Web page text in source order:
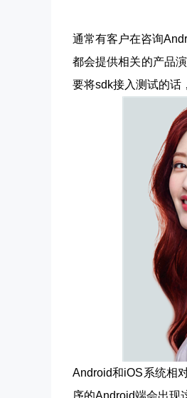
通常有客户在咨询
都会提供相关的产品
要将sdk接入测试的话
Android和iOS系统相
序的Android端会出现